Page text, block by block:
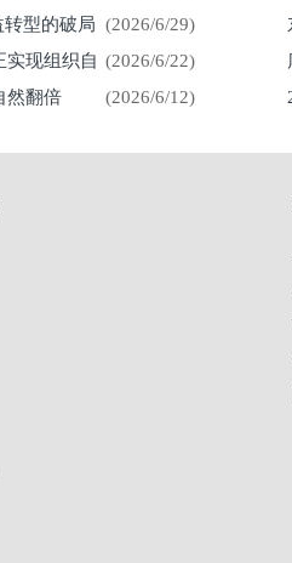
(2026/6/29)
转型的破局
(2026/6/22)
实现组织自
(2026/6/12)
然翻倍